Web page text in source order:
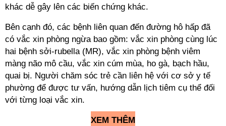
khác dễ gây lên các biến chứng khác.
Bên cạnh đó, các bệnh liên quan đến đường hô hấp đã
có vắc xin phòng ngừa bao gồm: vắc xin phòng cùng lúc
hai bệnh sởi-rubella (MR), vắc xin phòng bệnh viêm
màng não mô cầu, vắc xin cúm mùa, ho gà, bạch hầu,
quai bị. Người chăm sóc trẻ cần liên hệ với cơ sở y tế
phường để được tư vấn, hướng dẫn lịch tiêm cụ thể đối
với từng loại vắc xin.
XEM THÊM